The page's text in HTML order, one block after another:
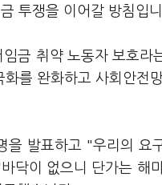
투쟁을 이어갈 방침입니
금 취약 노동자 보호
를 완화하고 사회안전
을 발표하고 "우리의
닥이 없으니 단가는 해